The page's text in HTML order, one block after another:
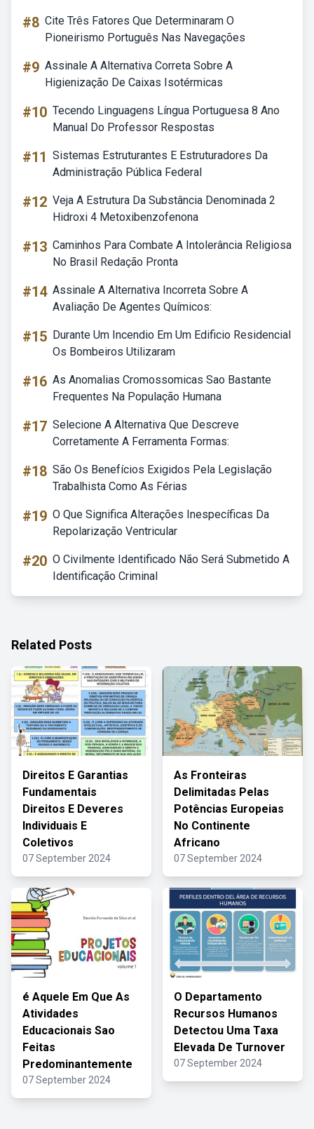
#8 Cite Três Fatores Que Determinaram O
Pioneirismo Português Nas Navegações
#9 Assinale A Alternativa Correta Sobre A
Higienização De Caixas Isotérmicas
#10 Tecendo Linguagens Língua Portuguesa 8 Ano
Manual Do Professor Respostas
#11 Sistemas Estruturantes E Estruturadores Da
Administração Pública Federal
#12 Veja A Estrutura Da Substância Denominada 2
Hidroxi 4 Metoxibenzofenona
#13 Caminhos Para Combate A Intolerância Religiosa
No Brasil Redação Pronta
#14 Assinale A Alternativa Incorreta Sobre A
Avaliação De Agentes Químicos:
#15 Durante Um Incendio Em Um Edificio Residencial
Os Bombeiros Utilizaram
#16 As Anomalias Cromossomicas Sao Bastante
Frequentes Na População Humana
#17 Selecione A Alternativa Que Descreve
Corretamente A Ferramenta Formas:
#18 São Os Benefícios Exigidos Pela Legislação
Trabalhista Como As Férias
#19 O Que Significa Alterações Inespecíficas Da
Repolarização Ventricular
#20 O Civilmente Identificado Não Será Submetido A
Identificação Criminal
Related Posts
Direitos E Garantias
Fundamentais
Direitos E Deveres
Individuais E
Coletivos
07 September 2024
As Fronteiras
Delimitadas Pelas
Potências Europeias
No Continente
Africano
07 September 2024
é Aquele Em Que As
Atividades
Educacionais Sao
Feitas
Predominantemente
07 September 2024
O Departamento
Recursos Humanos
Detectou Uma Taxa
Elevada De Turnover
07 September 2024